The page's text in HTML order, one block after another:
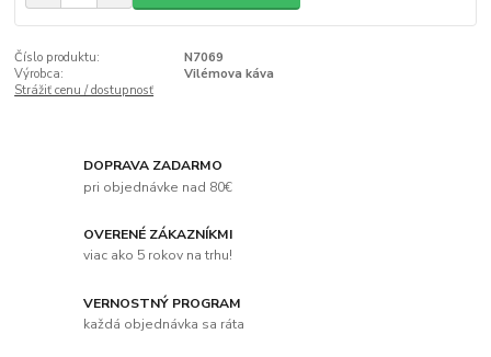
Číslo produktu:
N7069
Výrobca:
Vilémova káva
Strážiť cenu / dostupnosť
DOPRAVA ZADARMO
pri objednávke nad 80€
OVERENÉ ZÁKAZNÍKMI
viac ako 5 rokov na trhu!
VERNOSTNÝ PROGRAM
každá objednávka sa ráta